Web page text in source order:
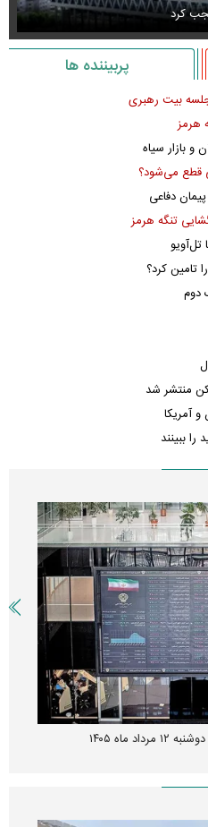
کرد
پربیننده ها
بیت رهبری
هرمز
و بازار سیاه
قطع می‌شود؟
دفاعی
تنگه هرمز
تل‌آویو
تامین کرد؟
دوم
منتشر شد
و آمریکا
ببینند
ماه ۱۴۰۵